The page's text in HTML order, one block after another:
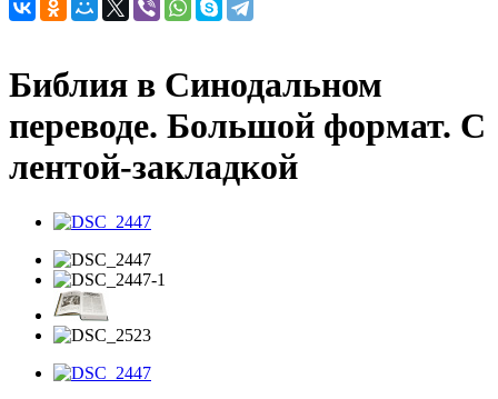
Библия в Синодальном
переводе. Большой формат. С
лентой-закладкой